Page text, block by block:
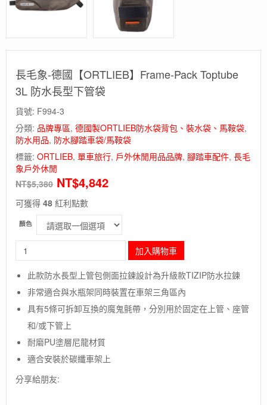
長毛象-德國【ORTLIEB】Frame-Pack Toptube
3L 防水長型下管袋
貨號: F994-3
分類: 品牌專區, 德國製ORTLIEB防水袋背包、裝水袋、馬鞍袋,
防水用品, 防水腳踏車袋/馬鞍袋
標籤: ORTLIEB, 單車旅行, 戶外休閒用品品牌, 腳踏車配件, 長毛
象戶外休閒
NT$5,380 NT$4,842
可獲得 48 紅利點數
顏色
毛
德
國
【ORTLIEB】
Frame-
Pack
Toptube
防
水
加入購物車
此款防水長型上管包側面拉鍊設計為升級款TIZIP防水拉鍊
非常適合與水瓶架同時裝置在車架三角區內
具有5條可拆卸互換的魔鬼氈帶，分別用於固定在上管、座管
和/或下管上
耐磨PU塗層尼龍材質
適合安裝於碳纖車架上
分享給朋友: